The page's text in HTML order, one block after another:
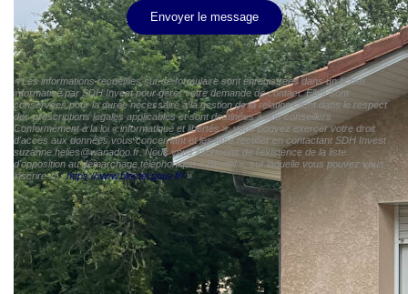
Envoyer le message
« Les informations recueillies sur ce formulaire sont enregistrées dans un fichier
informatisé par SDH Invest pour gérer votre demande de contact. Elles sont
conservées pour la durée nécessaire à la gestion de la relation client dans le respect
des prescriptions légales applicables et sont destinées à nos conseillers
Conformément à la loi « informatique et libertés », vous pouvez exercer votre droit
d'accès aux données vous concernant et les faire rectifier en contactant SDH Invest
suzanne.helies@wanadoo.fr. Nous vous informons de l'existence de la liste
d'opposition au démarchage téléphonique « Bloctel », sur laquelle vous pouvez vous
inscrire ici :https://www.bloctel.gouv.fr/»